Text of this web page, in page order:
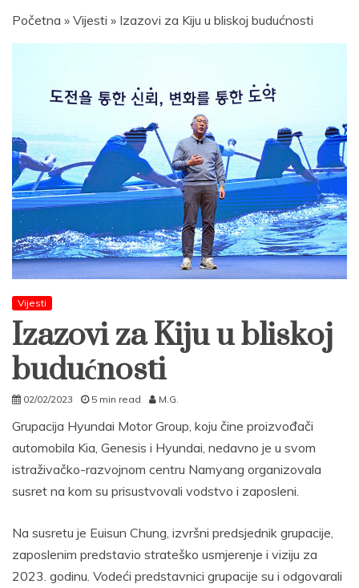
Početna » Vijesti » Izazovi za Kiju u bliskoj budućnosti
Vijesti
Izazovi za Kiju u bliskoj
budućnosti
02/02/2023 5 min read M.G.
Grupacija Hyundai Motor Group, koju čine proizvođači
automobila Kia, Genesis i Hyundai, nedavno je u svom
istraživačko-razvojnom centru Namyang organizovala
susret na kom su prisustvovali vodstvo i zaposleni.
Na susretu je Euisun Chung, izvršni predsjednik grupacije,
zaposlenim predstavio strateško usmjerenje i viziju za
2023. godinu. Vodeći predstavnici grupacije su i odgovarali